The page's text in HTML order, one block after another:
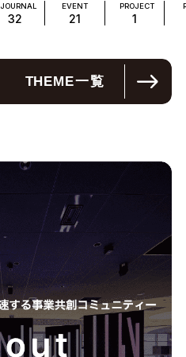
JOURNAL
32
EVENT
21
PROJECT
1
THEME一覧